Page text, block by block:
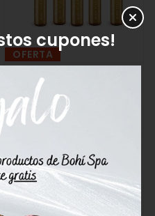
OFERTA
Alissi Bronte Concentrado
Reductor Body Sculpt
45,00€
cupones!